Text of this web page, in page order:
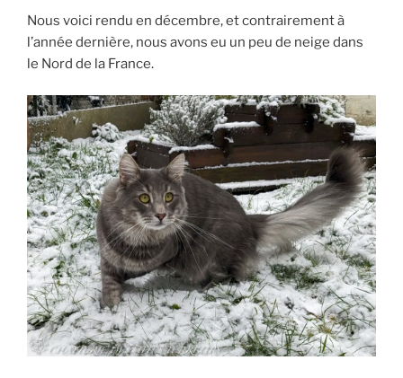
Nous voici rendu en décembre, et contrairement à
l’année dernière, nous avons eu un peu de neige dans
le Nord de la France.